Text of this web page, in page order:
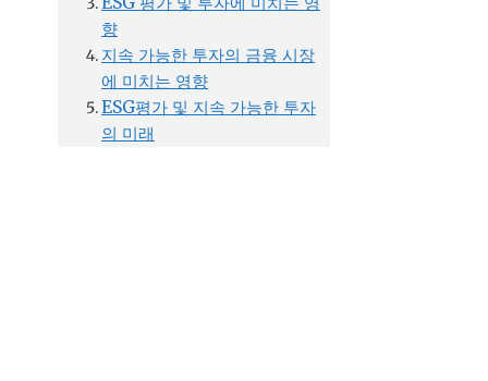
향
지속 가능한 투자의 금융 시장
에 미치는 영향
ESG평가 및 지속 가능한 투자
의 미래